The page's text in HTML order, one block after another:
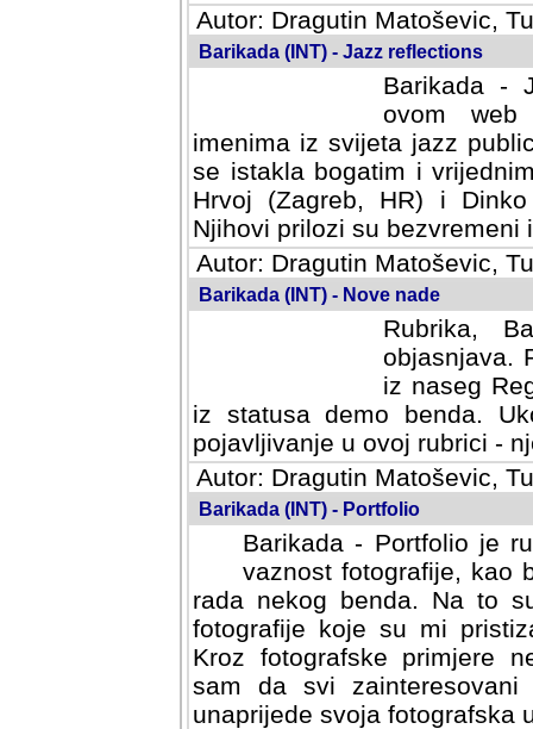
Autor: Dragutin Matoševic,
Barikada (INT) - Jazz reflections
Barikada -
ovom web
imenima iz svijeta jazz
se istakla bogatim i
Hrvoj (Zagreb, HR) i
Njihovi prilozi su bezvremeni
Autor: Dragutin Matoševic,
Barikada (INT) - Nove nade
Rubrika,
objasnjava.
iz naseg
iz statusa demo benda.
pojavljivanje u ovoj rubrici -
Autor: Dragutin Matoševic,
Barikada (INT) - Portfolio
Barikada - Portfolio je
vaznost fotografije, kao
rada nekog benda. Na to
fotografije koje su mi
fotografske primjere
svi zainteresovani
svoja fotografska umijeca.